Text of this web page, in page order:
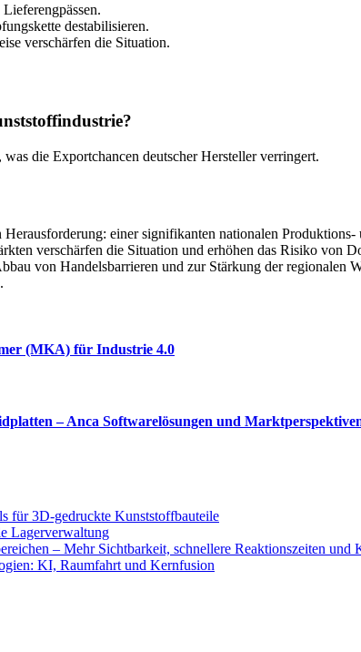
destabilisieren.
verschärfen die Situation.
die Exportchancen deutscher Hersteller verringert.
einer signifikanten nationalen
verschärfen die Situation und erhöhen das Risiko von
von Handelsbarrieren und zur Stärkung der
(MKA) für Industrie 4.0
– Anca Softwarelösungen und
für 3D-gedruckte Kunststoffbauteile
Lagerverwaltung
– Mehr Sichtbarkeit, schnellere Reaktionszeiten und
KI, Raumfahrt und Kernfusion